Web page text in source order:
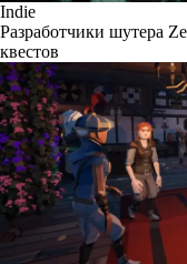
Indie
Разработчики шутера
квестов